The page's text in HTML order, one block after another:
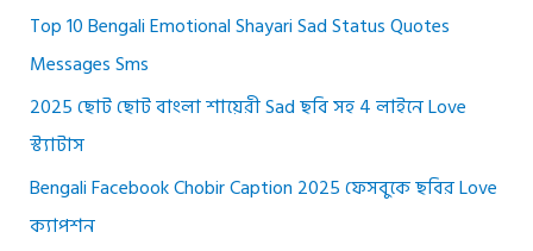
Top 10 Bengali Emotional Shayari Sad Status Quotes
Messages Sms
2025 ছোট ছোট বাংলা শায়েরী Sad ছবি সহ 4 লাইনে Love
স্ট্যাটাস
Bengali Facebook Chobir Caption 2025 ফেসবুকে ছবির Love
ক্যাপশন